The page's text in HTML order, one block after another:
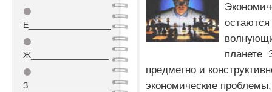
⚫
Е_________________
⚫
Ж________________
⚫
З_________________
планете
предметно и
экономические